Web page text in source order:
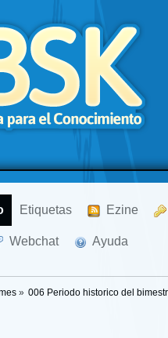
Etiquetas Ezine
Webchat Ayuda
» 006 Periodo historico del